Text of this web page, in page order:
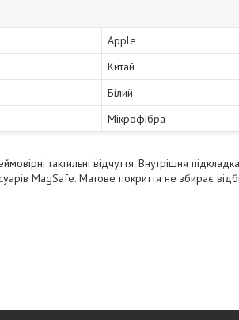
Apple
Китай
Білий
Мікрофібра
тактильні відчуття. Внутрішня
MagSafe. Матове покриття не збирає